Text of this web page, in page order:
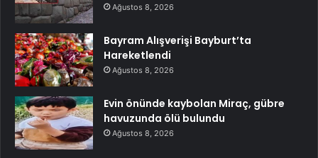
Ağustos 8, 2026
Bayram Alışverişi Bayburt’ta
Hareketlendi
Ağustos 8, 2026
Evin önünde kaybolan Miraç, gübre
havuzunda ölü bulundu
Ağustos 8, 2026